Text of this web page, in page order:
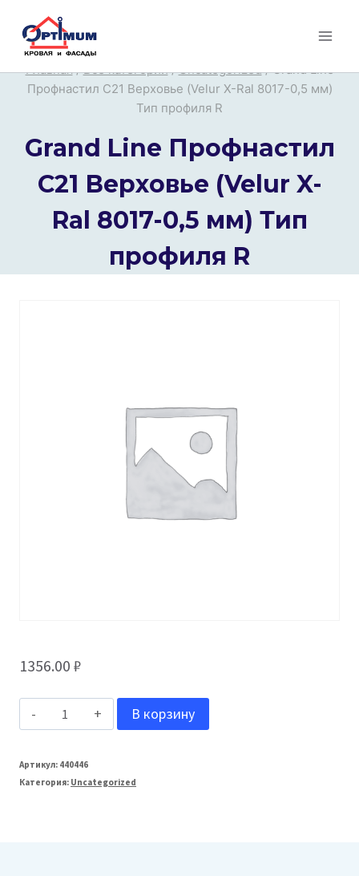
Перейти
Главная / Все категории / Uncategorized / Grand Line
Профнастил С21 Верховье (Velur X-Ral 8017-0,5 мм)
Тип профиля R
Grand Line Профнастил
С21 Верховье (Velur X-
Ral 8017-0,5 мм) Тип
профиля R
1356.00 ₽
Количество
Grand
Line
В корзину
Артикул: 440446
Категория: Uncategorized